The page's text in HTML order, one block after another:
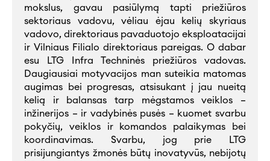
mokslus, gavau pasiūlymą tapti priežiūros
sektoriaus vadovu, vėliau ėjau kelių skyriaus
vadovo, direktoriaus pavaduotojo eksploatacijai
ir Vilniaus Filialo direktoriaus pareigas. O dabar
esu LTG Infra Techninės priežiūros vadovas.
Daugiausiai motyvacijos man suteikia matomas
augimas bei progresas, atsisukant į jau nueitą
kelią ir balansas tarp mėgstamos veiklos –
inžinerijos – ir vadybinės pusės – kuomet svarbu
pokyčių, veiklos ir komandos palaikymas bei
koordinavimas. Svarbu, jog prie LTG
prisijungiantys žmonės būtų inovatyvūs, nebijotų